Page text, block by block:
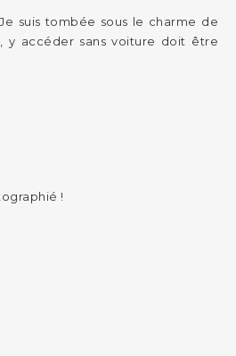
suis tombée sous le charme de
y accéder sans voiture doit être
!